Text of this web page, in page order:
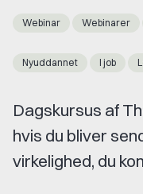
Webinar Webinarer
Nyuddannet I job
Dagskursus af
hvis du bliver
virkelighed, du